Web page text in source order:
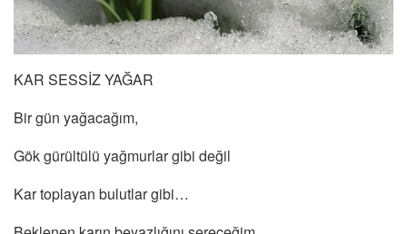
KAR SESSİZ YAĞAR
Bir gün yağacağım,
Gök gürültülü yağmurlar gibi değil
Kar toplayan bulutlar gibi…